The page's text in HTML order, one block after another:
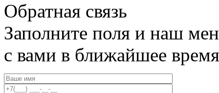
Обратная связь
Заполните поля и наш
с вами в ближайшее время